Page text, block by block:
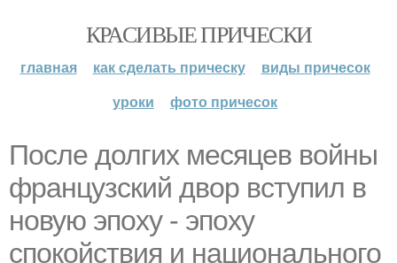
КРАСИВЫЕ ПРИЧЕСКИ
главная как сделать прическу
виды причесок
уроки
фото причесок
После долгих месяцев войны
французский двор вступил в
новую эпоху - эпоху
спокойствия и национального